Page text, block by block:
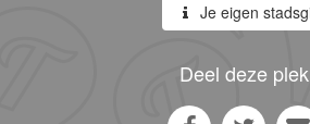
Je eigen
Deel deze plek